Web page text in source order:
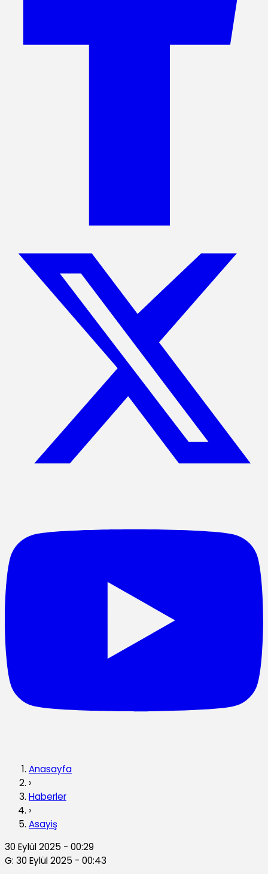
Anasayfa
›
Haberler
›
Asayiş
30 Eylül 2025 - 00:29
G: 30 Eylül 2025 - 00:43